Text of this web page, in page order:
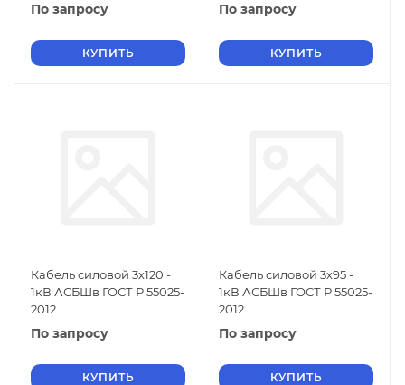
По запросу
КУПИТЬ
По запросу
КУПИТЬ
Кабель силовой 3х120 -
1кВ АСБШв ГОСТ Р 55025-
2012
По запросу
КУПИТЬ
Кабель силовой 3х95 -
1кВ АСБШв ГОСТ Р 55025-
2012
По запросу
КУПИТЬ